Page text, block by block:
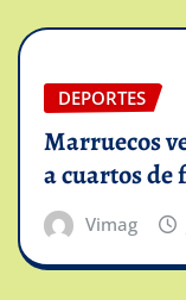
DEPORTES
Marruecos
a cuartos de
Vimag